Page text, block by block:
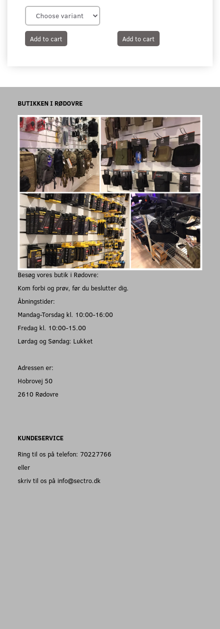
Add to cart Add to cart
BUTIKKEN I RØDOVRE
Besøg vores butik i Rødovre:
Kom forbi og prøv, før du beslutter dig.
Åbningstider:
Mandag-Torsdag kl. 10:00-16:00
Fredag kl. 10:00-15.00
Lørdag og Søndag: Lukket
Adressen er:
Hobrovej 50
2610 Rødovre
KUNDESERVICE
Ring til os på telefon: 70227766
eller
skriv til os på info@sectro.dk